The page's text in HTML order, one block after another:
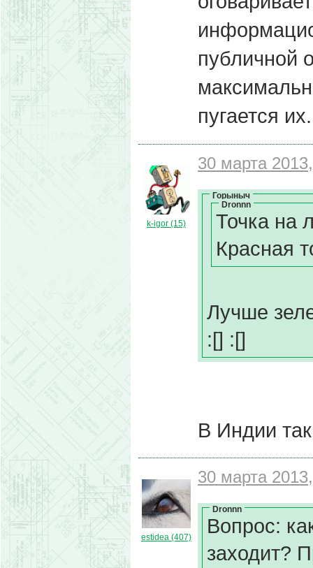
публичной
пугается их.
k-igor (15)
30 марта
Горыныч
Dronnn
Точка на
Красная
Лучше
:[] :[]
В Индии
estidea (407)
30 марта
Dronnn
Вопрос:
заходит?